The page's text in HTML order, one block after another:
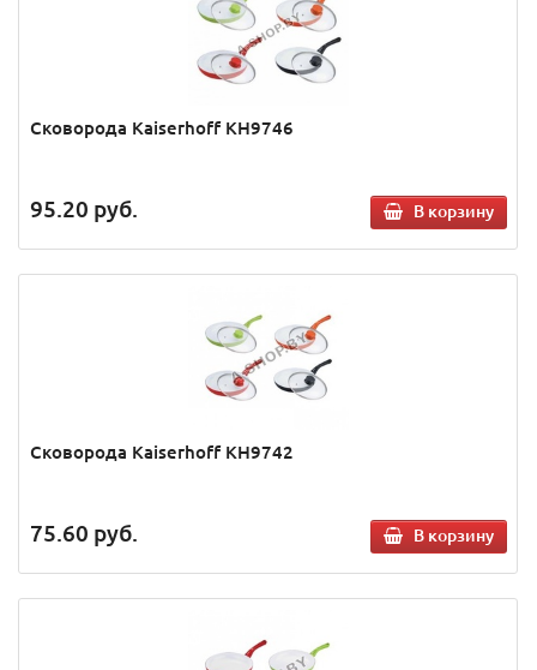
Сковорода Kaiserhoff KH9746
95.20 руб. В корзину
Сковорода Kaiserhoff KH9742
75.60 руб. В корзину